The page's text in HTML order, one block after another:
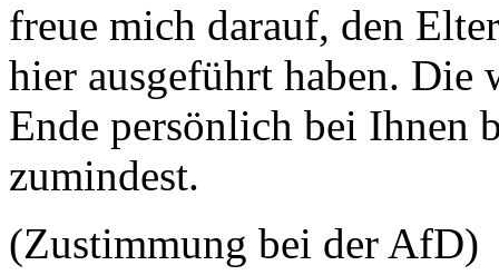
freue mich darauf, den
hier ausgeführt haben. Die
Ende persönlich bei Ihnen
zumindest.
(Zustimmung bei der AfD)